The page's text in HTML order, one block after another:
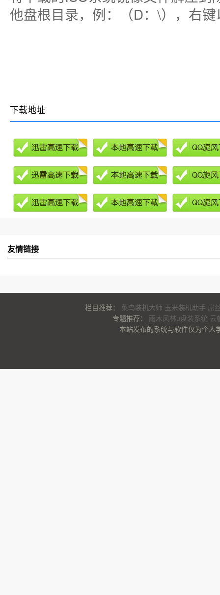
他盘根目录，例：（D：\），右
下载地址
友情链接
栏目推荐： 菜鸟装机大师 玉米装机助手 屌
专题推荐： 雨木风林u盘装系统 云
本站发布的系统与软件仅为个人